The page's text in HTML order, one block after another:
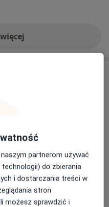
o doświadczeniu
Wrocław
placówką
szczególnym naciskiem
gdzie tradycja medycyny
osiągnięciami
i lekarze są
szacunkiem i troską.
partnerom używać
do zbierania
i dostarczania treści w
stron
możesz sprawdzić i